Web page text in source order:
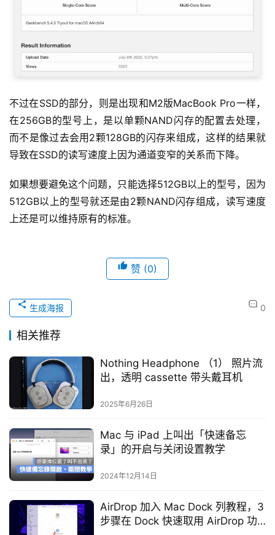
不过在SSD的部分，则是出现和M2版MacBook Pro一样，
在256GB的型号上，是以单颗NAND闪存的配置去处理，
而不是像过去会用2颗128GB的闪存来组成，这样的结果就
导致在SSD的读写速度上因为通道变窄的关系而下降。
如果想要避免这个问题，只能选择512GB以上的型号，因为
512GB以上的型号就还是由2颗NAND闪存组成，读写速度
上还是可以维持原有的标准。
赞 (0)
0
生成海报
相关推荐
Nothing Headphone （1） 照片流
出，透明 cassette 带头戴耳机
2025年6月26日
Mac 与 iPad 上叫出「快速备忘
录」的开启与关闭设置教学
2024年12月14日
AirDrop 加入 Mac Dock 列教程，3
步骤在 Dock 快速取用 AirDrop 功